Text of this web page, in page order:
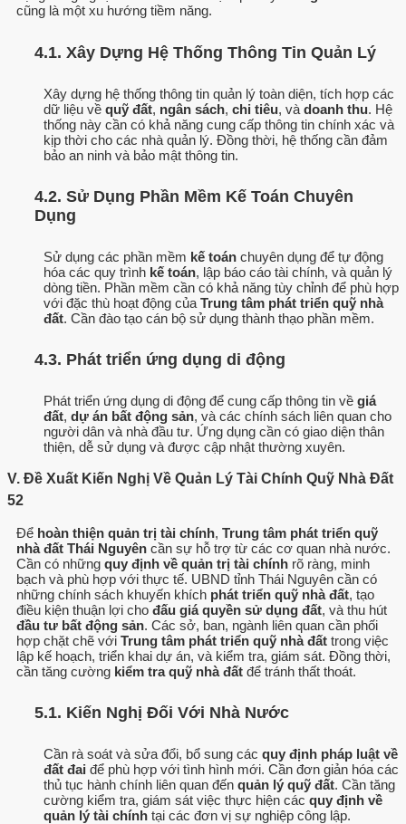
cũng là một xu hướng tiềm năng.
4.1. Xây Dựng Hệ Thống Thông Tin Quản Lý
Xây dựng hệ thống thông tin quản lý toàn diện, tích hợp các
dữ liệu về quỹ đất, ngân sách, chi tiêu, và doanh thu. Hệ
thống này cần có khả năng cung cấp thông tin chính xác và
kịp thời cho các nhà quản lý. Đồng thời, hệ thống cần đảm
bảo an ninh và bảo mật thông tin.
4.2. Sử Dụng Phần Mềm Kế Toán Chuyên
Dụng
Sử dụng các phần mềm kế toán chuyên dụng để tự động
hóa các quy trình kế toán, lập báo cáo tài chính, và quản lý
dòng tiền. Phần mềm cần có khả năng tùy chỉnh để phù hợp
với đặc thù hoạt động của Trung tâm phát triển quỹ nhà
đất. Cần đào tạo cán bộ sử dụng thành thạo phần mềm.
4.3. Phát triển ứng dụng di động
Phát triển ứng dụng di động để cung cấp thông tin về giá
đất, dự án bất động sản, và các chính sách liên quan cho
người dân và nhà đầu tư. Ứng dụng cần có giao diện thân
thiện, dễ sử dụng và được cập nhật thường xuyên.
V. Đề Xuất Kiến Nghị Về Quản Lý Tài Chính Quỹ Nhà Đất
52
Để hoàn thiện quản trị tài chính, Trung tâm phát triển quỹ
nhà đất Thái Nguyên cần sự hỗ trợ từ các cơ quan nhà nước.
Cần có những quy định về quản trị tài chính rõ ràng, minh
bạch và phù hợp với thực tế. UBND tỉnh Thái Nguyên cần có
những chính sách khuyến khích phát triển quỹ nhà đất, tạo
điều kiện thuận lợi cho đấu giá quyền sử dụng đất, và thu hút
đầu tư bất động sản. Các sở, ban, ngành liên quan cần phối
hợp chặt chẽ với Trung tâm phát triển quỹ nhà đất trong việc
lập kế hoạch, triển khai dự án, và kiểm tra, giám sát. Đồng thời,
cần tăng cường kiểm tra quỹ nhà đất để tránh thất thoát.
5.1. Kiến Nghị Đối Với Nhà Nước
Cần rà soát và sửa đổi, bổ sung các quy định pháp luật về
đất đai để phù hợp với tình hình mới. Cần đơn giản hóa các
thủ tục hành chính liên quan đến quản lý quỹ đất. Cần tăng
cường kiểm tra, giám sát việc thực hiện các quy định về
quản lý tài chính tại các đơn vị sự nghiệp công lập.